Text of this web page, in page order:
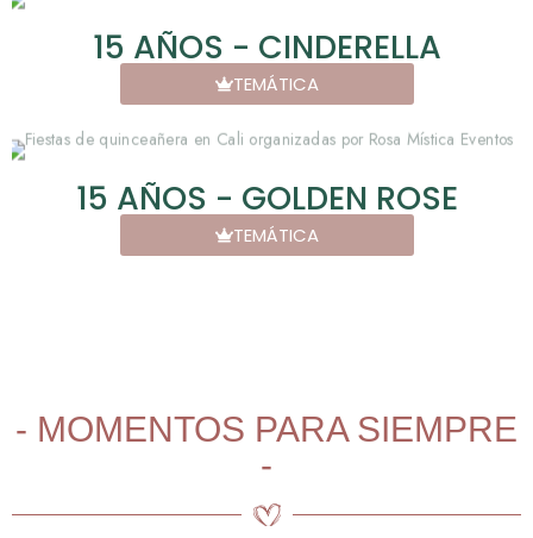
15 AÑOS - CINDERELLA
TEMÁTICA
15 AÑOS - GOLDEN ROSE
TEMÁTICA
- MOMENTOS PARA SIEMPRE
-